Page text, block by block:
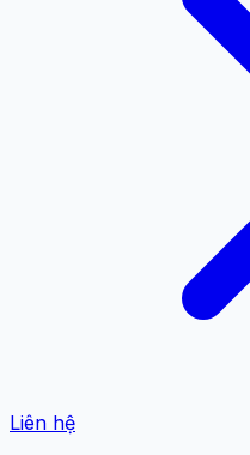
Liên hệ